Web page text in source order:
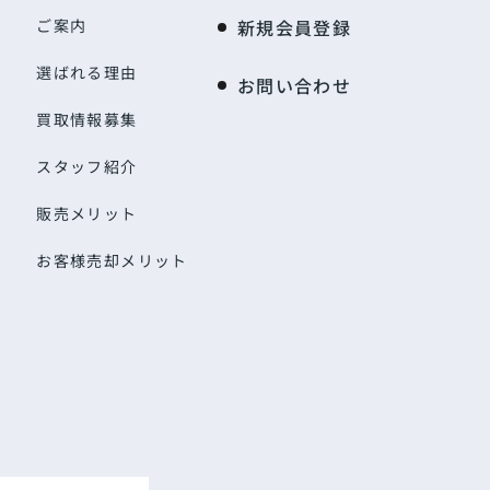
ご案内
選ばれる理由
買取情報募集
スタッフ紹介
販売メリット
お客様売却メリット
新規会員登録
お問い合わせ